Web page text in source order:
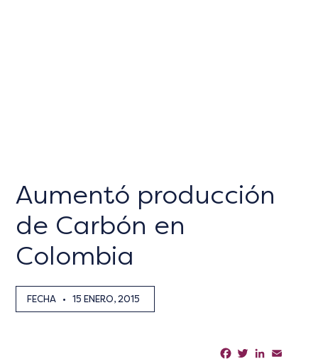
Aumentó producción
de Carbón en
Colombia
FECHA • 15 ENERO, 2015
Facebook
TwitterLinkedIn